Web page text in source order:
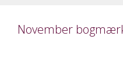
November